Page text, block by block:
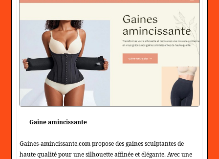
Gaine amincissante
Gaines-amincissante.com propose des gaines sculptantes de
haute qualité pour une silhouette affinée et élégante. Avec une